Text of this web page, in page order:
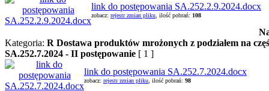
link do postępowania SA.252.2.9.2024.docx
zobacz: rejestr zmian pliku , ilość pobrań: 108
Kategoria: R Dostawa produktów mrożonych z podziałem na
SA.252.7.2024 - II postępowanie [ 1 ]
link do postępowania SA.252.7.2024.docx
zobacz: rejestr zmian pliku , ilość pobrań: 98